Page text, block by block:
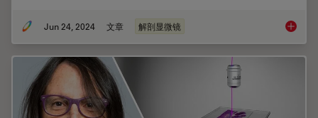
Jun 24, 2024 文章 解剖显微镜 利用激